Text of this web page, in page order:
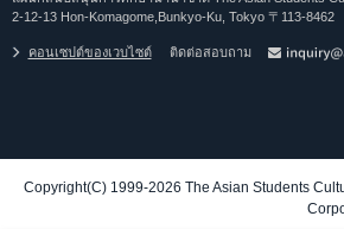
2-12-13 Hon-Komagome,Bunkyo-Ku, Tokyo 〒113-8462
คอนเซปต์ของเวบไซต์ ติดต่อสอบถาม
Copyright(C) 1999-2026 The Asian Students